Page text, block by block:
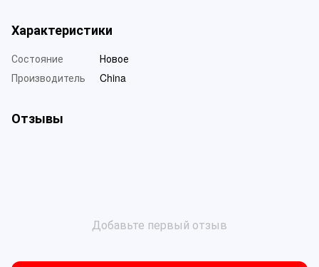
Характеристики
Состояние
Новое
Производитель
China
Отзывы
Добавьте первый отзыв